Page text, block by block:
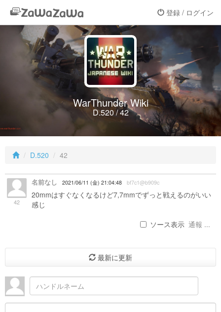
登録 / ログイン
WarThunder Wiki
D.520 / 42
D.520 42
42
名前なし 2021/06/11 (金) 21:04:48 bf7c1@b909c
20mmはすぐなくなるけど7,7mmでずっと戦えるのがいい
感じ
ソース表示 通報 ...
最新に更新